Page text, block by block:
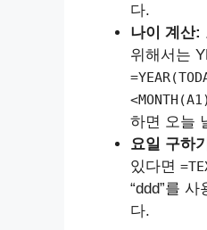
다.
나이 계산:
위해서는
하면 오늘
요일 구하
있다면
“ddd”를
다.